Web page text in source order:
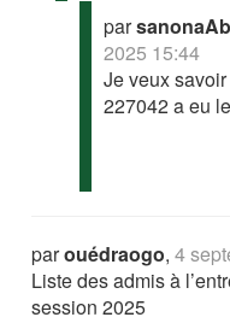
par
2025 15:44
Je veux
227042 a eu
parouédraogo,4
Liste des admis à
session 2025